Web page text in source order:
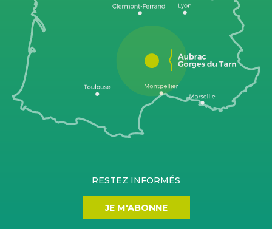
RESTEZ INFORMÉS
JE M'ABONNE